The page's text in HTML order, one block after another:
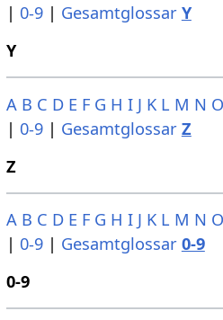
| 0-9| Gesamtglossar Y
Y
A B C D E F G H I J K L M N O
| 0-9| Gesamtglossar Z
Z
A B C D E F G H I J K L M N O
| 0-9| Gesamtglossar 0-9
0-9